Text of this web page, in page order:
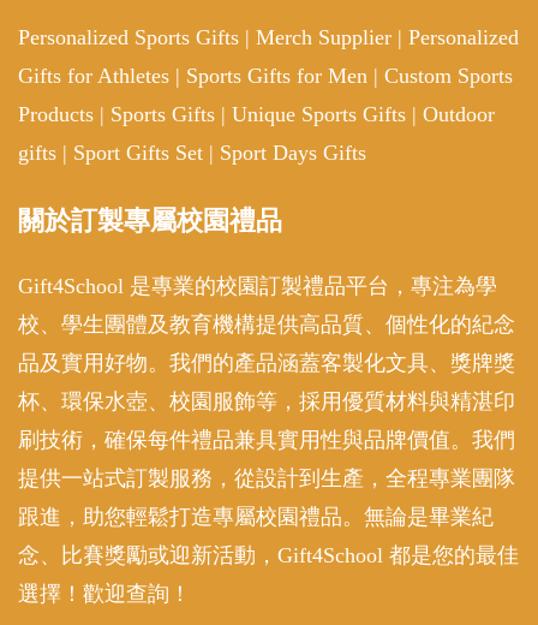
Personalized Sports Gifts | Merch Supplier | Personalized
Gifts for Athletes | Sports Gifts for Men | Custom Sports
Products | Sports Gifts | Unique Sports Gifts | Outdoor
gifts | Sport Gifts Set | Sport Days Gifts
關於訂製專屬校園禮品
Gift4School 是專業的校園訂製禮品平台，專注為學
校、學生團體及教育機構提供高品質、個性化的紀念
品及實用好物。我們的產品涵蓋客製化文具、獎牌獎
杯、環保水壺、校園服飾等，採用優質材料與精湛印
刷技術，確保每件禮品兼具實用性與品牌價值。我們
提供一站式訂製服務，從設計到生產，全程專業團隊
跟進，助您輕鬆打造專屬校園禮品。無論是畢業紀
念、比賽獎勵或迎新活動，Gift4School 都是您的最佳
選擇！歡迎查詢！